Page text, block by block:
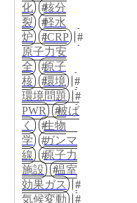
化
核分
裂
軽水
炉
ICRP
原子力安
全
原子
核
環境
環境問題
PWR
被ば
く
生物
学
ガンマ
線
原子力
施設
温室
効果ガス
気候変動